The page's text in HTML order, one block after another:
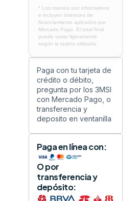
* Los montos son informativos
e incluyen intereses de
financiamiento aplicados por
Mercado Pago. El total final
puede variar ligeramente
según la tarjeta utilizada.
Paga con tu tarjeta de
crédito o débito,
pregunta por los 3MSI
con Mercado Pago, o
transferencia y
deposito en ventanilla
Paga en línea con:
O por
transferencia y
depósito: